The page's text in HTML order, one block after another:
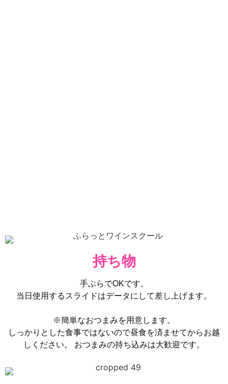
持ち物
手ぶらでOKです。
当日使用するスライドはデータにして差し上げます。
※簡単なおつまみを用意します。
しっかりとした食事ではないので昼食を済ませてからお越
しください。 おつまみの持ち込みは大歓迎です。